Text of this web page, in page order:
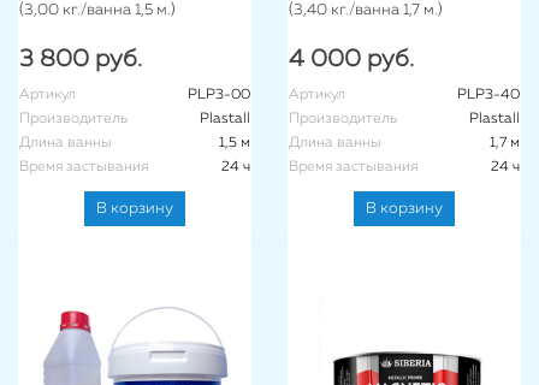
(3,00 кг./ванна 1,5 м.)
3 800 руб.
Артикул
PLP3-00
Производитель
Plastall
Длина ванны
1,5 м
Время застывания
24 ч
В корзину
(3,40 кг./ванна 1,7 м.)
4 000 руб.
Артикул
PLP3-40
Производитель
Plastall
Длина ванны
1,7 м
Время застывания
24 ч
В корзину